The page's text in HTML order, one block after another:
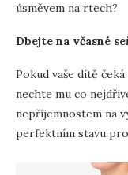
úsměvem na rtech?
Dbejte na včasné
Pokud vaše dítě
nechte mu co
nepříjemnostem na
perfektním stavu